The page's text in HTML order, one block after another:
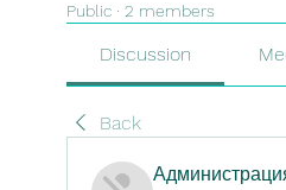
Public · 2 members
Discussion
Back